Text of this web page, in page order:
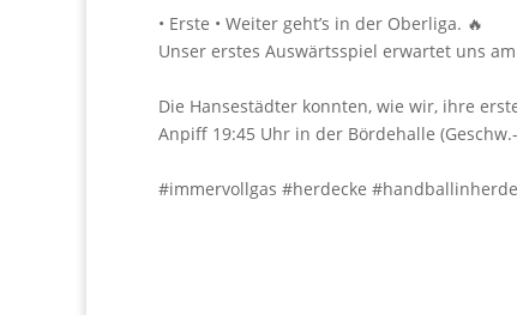
• Erste • Weiter geht’s in der Oberliga. 🔥
Unser erstes Auswärtsspiel erwartet uns
Die Hansestädter konnten, wie wir, ihre
Anpiff 19:45 Uhr in der Bördehalle
#immervollgas #herdecke